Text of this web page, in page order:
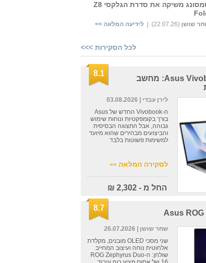
סמסונג משיקה את סדרת הגלקסי Z8
שושן (22.07.26) | לידיעה המלאה >>
לכל הסקירות >>>
Asus Vivobook 14 X1407QA: מחשב
8.1
לירן עבדי
ה-Vivobook החדש של Asus
בורך בקומפקטיות ונוחות שימוש
גבוהה, אבל התצוגה הבסיסית
והביצועים מבהירים שהוא מיועד
למשימות פשוטות בלבד
לסקירה המלאה >>
החל מ - 2,302 ₪
Asus
8.7
שחר שושן
שני מסכי OLED מובנים, מקלדת
אלחוטית נוחה ועיצוב המחייב
שולחן: ה-ROG Zephyrus Duo